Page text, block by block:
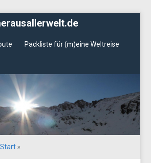
Packliste für (m)eine Weltreise
Start »